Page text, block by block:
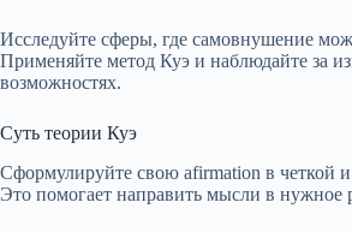
Исследуйте сферы, где самовнушение
Применяйте метод Куэ и наблюдайте за
возможностях.
Суть теории Куэ
Сформулируйте свою afirmation в четкой
Это помогает направить мысли в